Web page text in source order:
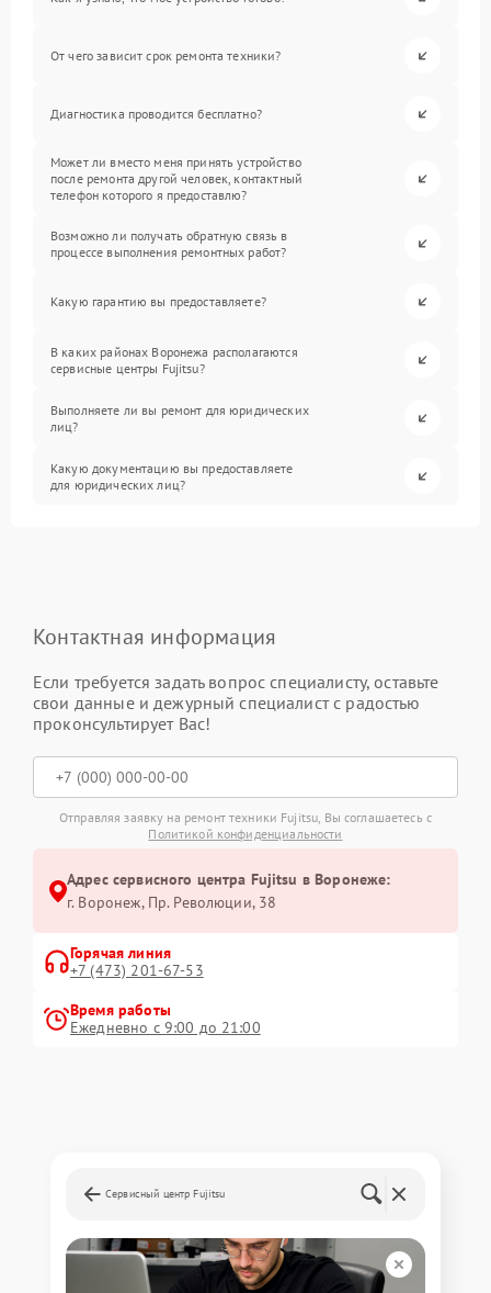
От чего зависит срок ремонта техники?
Диагностика проводится бесплатно?
Может ли вместо меня принять устройство
после ремонта другой человек, контактный
телефон которого я предоставлю?
Возможно ли получать обратную связь в
процессе выполнения ремонтных работ?
Какую гарантию вы предоставляете?
В каких районах Воронежа располагаются
сервисные центры Fujitsu?
Выполняете ли вы ремонт для юридических
лиц?
Какую документацию вы предоставляете
для юридических лиц?
Контактная информация
Если требуется задать вопрос специалисту, оставьте
свои данные и дежурный специалист с радостью
проконсультирует Вас!
Отправляя заявку на ремонт техники Fujitsu, Вы соглашаетесь с
Политикой конфиденциальности
Адрес сервисного центра Fujitsu в Воронеже:
г. Воронеж, Пр. Революции, 38
Горячая линия
+7 (473) 201-67-53
Время работы
Ежедневно с 9:00 до 21:00
Сервисный центр Fujitsu